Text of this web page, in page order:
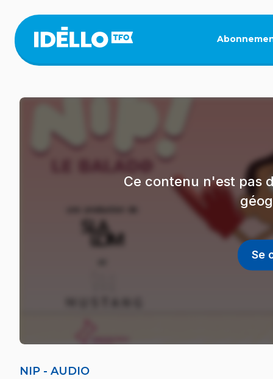
contenu
principal
Ce contenu n'est pas
Se
NIP - AUDIO